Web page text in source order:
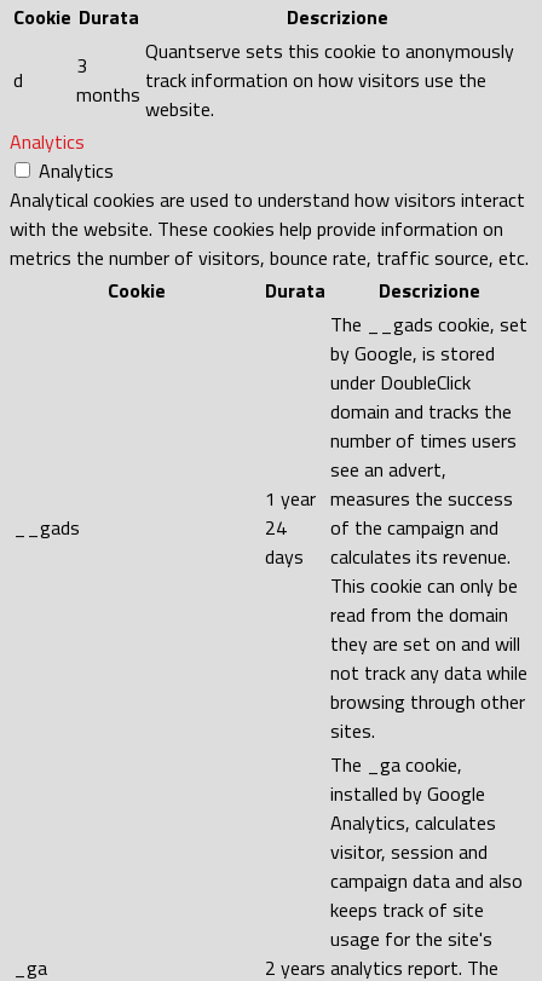
Cookie Durata Descrizione
d
3
months
Quantserve sets this cookie to anonymously
track information on how visitors use the
website.
Analytics
Analytics
Analytical cookies are used to understand how visitors interact
with the website. These cookies help provide information on
metrics the number of visitors, bounce rate, traffic source, etc.
Cookie
Durata Descrizione
__gads
1 year
24
days
The __gads cookie, set
by Google, is stored
under DoubleClick
domain and tracks the
number of times users
see an advert,
measures the success
of the campaign and
calculates its revenue.
This cookie can only be
read from the domain
they are set on and will
not track any data while
browsing through other
sites.
_ga 2 years
The _ga cookie,
installed by Google
Analytics, calculates
visitor, session and
campaign data and also
keeps track of site
usage for the site's
analytics report. The